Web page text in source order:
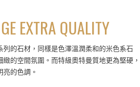
EXTRA QUALITY
的石材，同樣是色澤溫潤柔和的米色系石
的空間氛圍。而特級奧特曼質地更為堅硬，
的色調。